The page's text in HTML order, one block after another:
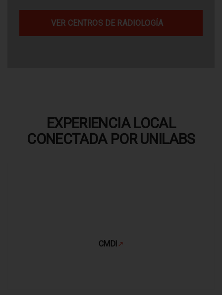
VER CENTROS DE RADIOLOGÍA
EXPERIENCIA LOCAL
CONECTADA POR UNILABS
CMDI ↗
Se abre en una pestaña nueva